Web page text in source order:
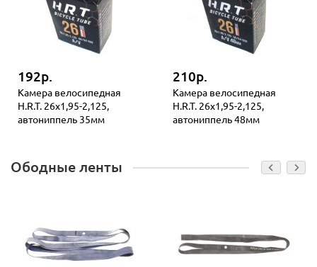
192р.
Камера велосипедная
H.R.T. 26x1,95-2,125,
автониппель 35мм
210р.
Камера велосипедная
H.R.T. 26x1,95-2,125,
автониппель 48мм
Ободные ленты